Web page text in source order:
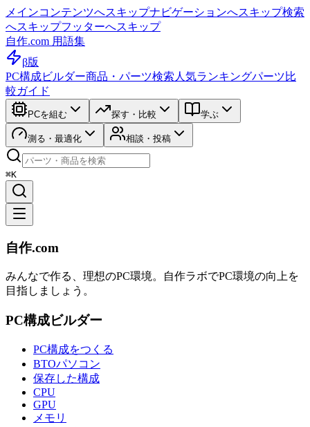
メインコンテンツへスキップナビゲーションへスキップ検索
へスキップフッターへスキップ
自作.com 用語集
β版
PC構成ビルダー商品・パーツ検索 人気ランキングパーツ比
較ガイド
PCを組む 探す・比較 学ぶ
測る・最適化 相談・投稿
⌘K
自作.com
みんなで作る、理想のPC環境。 自作ラボでPC環境の向上を
目指しましょう。
PC構成ビルダー
PC構成をつくる
BTOパソコン
保存した構成
CPU
GPU
メモリ